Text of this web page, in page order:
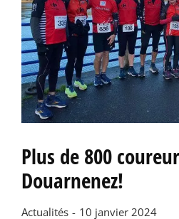
Plus de 800
Douarnenez!
Actualités 10 janvier 2024